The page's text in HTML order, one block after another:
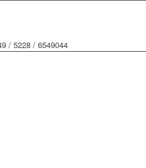
/ 5228 / 6549044